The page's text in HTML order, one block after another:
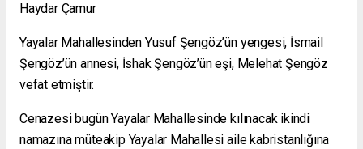
Haydar Çamur
Yayalar Mahallesinden Yusuf Şengöz’ün yengesi, İsmail
Şengöz’ün annesi, İshak Şengöz’ün eşi, Melehat Şengöz
vefat etmiştir.
Cenazesi bugün Yayalar Mahallesinde kılınacak ikindi
namazına müteakip Yayalar Mahallesi aile kabristanlığına